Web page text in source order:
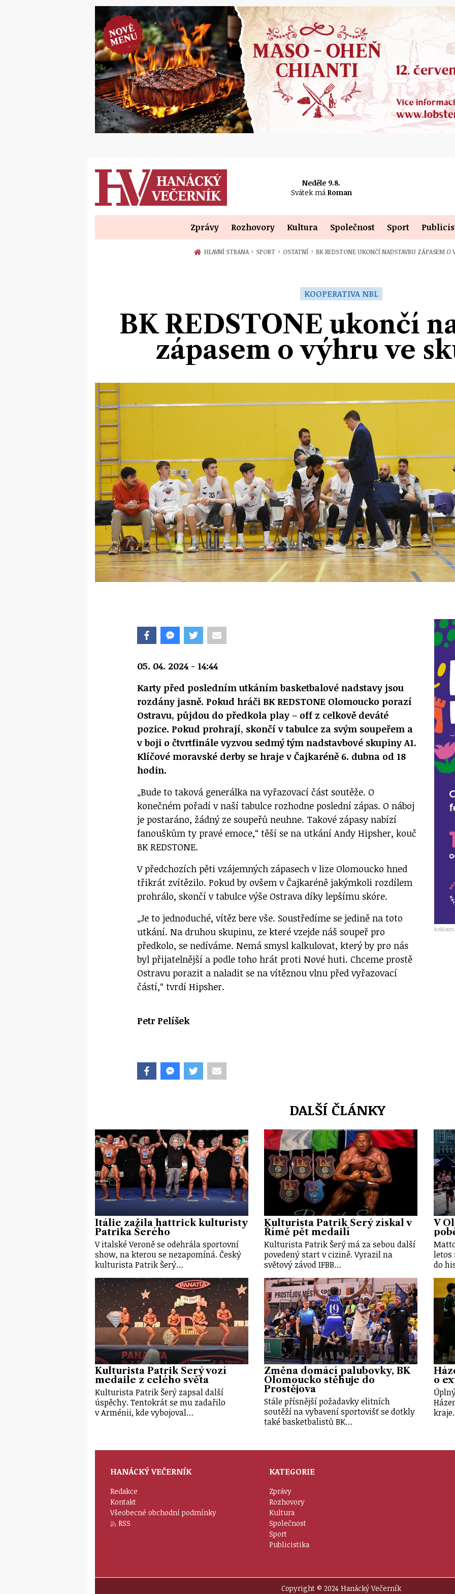
Neděle 9.8.
Svátek má Roman
Zprávy Rozhovory Kultura Společnost Sport
HLAVNÍ STRANA › SPORT › OSTATNÍ › BK REDSTONE UKONČÍ NADSTAVBU ZÁPASEM O
KOOPERATIVA NBL
BK REDSTONE ukončí
zápasem o výhru ve
05. 04. 2024 - 14:44
Karty před posledním utkáním basketbalové nadstavy jsou
rozdány jasně. Pokud hráči BK REDSTONE Olomoucko porazí
Ostravu, půjdou do předkola play – off z celkově deváté
pozice. Pokud prohrají, skončí v tabulce za svým soupeřem a
v boji o čtvrtfinále vyzvou sedmý tým nadstavbové skupiny A1.
Klíčové moravské derby se hraje v Čajkaréně 6. dubna od 18
hodin.
„Bude to taková generálka na vyřazovací část soutěže. O
konečném pořadí v naší tabulce rozhodne poslední zápas. O náboj
je postaráno, žádný ze soupeřů neuhne. Takové zápasy nabízí
fanouškům ty pravé emoce,“ těší se na utkání Andy Hipsher, kouč
BK REDSTONE.
V předchozích pěti vzájemných zápasech v lize Olomoucko hned
třikrát zvítězilo. Pokud by ovšem v Čajkaréně jakýmkoli rozdílem
prohrálo, skončí v tabulce výše Ostrava díky lepšímu skóre.
„Je to jednoduché, vítěz bere vše. Soustředíme se jedině na toto
utkání. Na druhou skupinu, ze které vzejde náš soupeř pro
předkolo, se nedíváme. Nemá smysl kalkulovat, který by pro nás
byl přijatelnější a podle toho hrát proti Nové huti. Chceme prostě
Ostravu porazit a naladit se na vítěznou vlnu před vyřazovací
částí,“ tvrdí Hipsher.
Petr Pelíšek
DALŠÍ ČLÁNKY
Itálie zažila hattrick kulturisty
Patrika Šerého
V italské Veroně se odehrála sportovní
show, na kterou se nezapomíná. Český
kulturista Patrik Šerý…
Kulturista Patrik Šerý získal v
Římě pět medailí
Kulturista Patrik Šerý má za sebou další
povedený start v cizině. Vyrazil na
světový závod IFBB…
V
letos
do
Kulturista Patrik Šerý vozí
medaile z celého světa
Kulturista Patrik Šerý zapsal další
úspěchy. Tentokrát se mu zadařilo
v Arménii, kde vybojoval…
Změna domácí palubovky, BK
Olomoucko stěhuje do
Prostějova
Stále přísnější požadavky elitních
soutěží na vybavení sportovišť se dotkly
také basketbalistů BK…
o
HANÁCKÝ VEČERNÍK
Redakce
Kontakt
Všeobecné obchodní podmínky
RSS
KATEGORIE
Zprávy
Rozhovory
Kultura
Společnost
Sport
Publicistika
Copyright © 2024 Hanácký Večerník